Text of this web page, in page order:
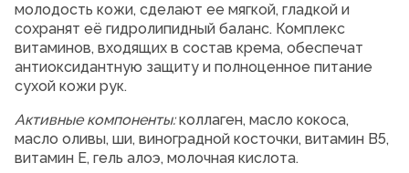
молодость кожи, сделают ее мягкой, гладкой и
сохранят её гидролипидный баланс. Комплекс
витаминов, входящих в состав крема, обеспечат
антиоксидантную защиту и полноценное питание
сухой кожи рук.
Активные компоненты:коллаген, масло кокоса,
масло оливы, ши, виноградной косточки, витамин В5,
витамин Е, гель алоэ, молочная кислота.